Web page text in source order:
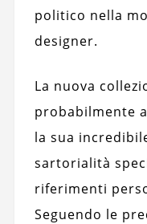
politico nella
designer.
La nuova
probabilmente
la sua
sartorialità
riferimenti
Seguendo le